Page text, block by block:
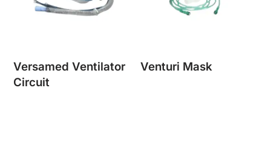
Versamed Ventilator
Circuit
Venturi Mask